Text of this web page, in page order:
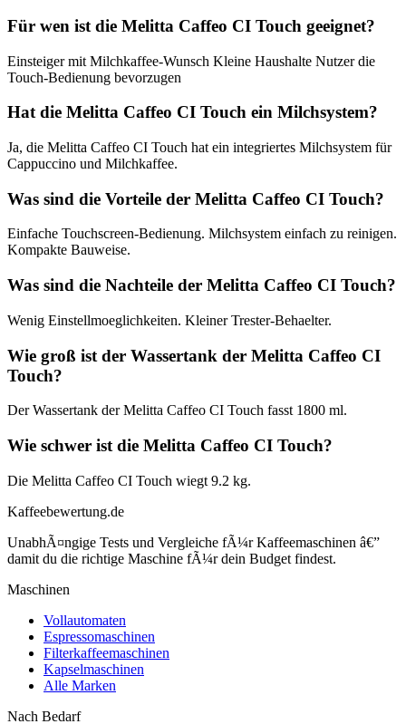
Für wen ist die Melitta Caffeo CI Touch geeignet?
Einsteiger mit Milchkaffee-Wunsch Kleine Haushalte Nutzer die
Touch-Bedienung bevorzugen
Hat die Melitta Caffeo CI Touch ein Milchsystem?
Ja, die Melitta Caffeo CI Touch hat ein integriertes Milchsystem für
Cappuccino und Milchkaffee.
Was sind die Vorteile der Melitta Caffeo CI Touch?
Einfache Touchscreen-Bedienung. Milchsystem einfach zu reinigen.
Kompakte Bauweise.
Was sind die Nachteile der Melitta Caffeo CI Touch?
Wenig Einstellmoeglichkeiten. Kleiner Trester-Behaelter.
Wie groß ist der Wassertank der Melitta Caffeo CI
Touch?
Der Wassertank der Melitta Caffeo CI Touch fasst 1800 ml.
Wie schwer ist die Melitta Caffeo CI Touch?
Die Melitta Caffeo CI Touch wiegt 9.2 kg.
Kaffeebewertung.de
UnabhÃ¤ngige Tests und Vergleiche fÃ¼r Kaffeemaschinen â€”
damit du die richtige Maschine fÃ¼r dein Budget findest.
Maschinen
Vollautomaten
Espressomaschinen
Filterkaffeemaschinen
Kapselmaschinen
Alle Marken
Nach Bedarf